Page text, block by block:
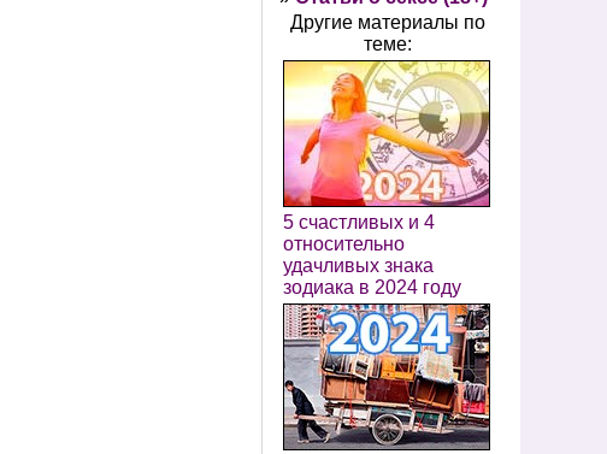
Другие материалы по
теме:
5 счастливых и 4
относительно
удачливых знака
зодиака в 2024 году